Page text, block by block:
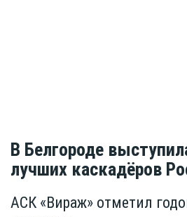
В Белгороде
лучших каскадёров
АСК «Вираж» отметил